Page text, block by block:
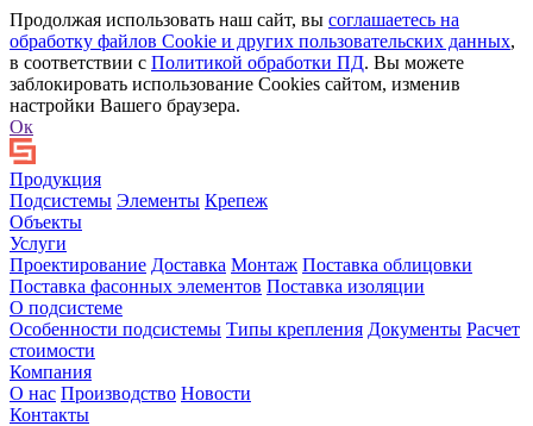
Продолжая использовать наш сайт, вы соглашаетесь на
обработку файлов Сookie и других пользовательских данных,
в соответствии с Политикой обработки ПД. Вы можете
заблокировать использование Cookies сайтом, изменив
настройки Вашего браузера.
Ок
Продукция
Подсистемы Элементы Крепеж
Объекты
Услуги
Проектирование Доставка Монтаж Поставка облицовки
Поставка фасонных элементов Поставка изоляции
О подсистеме
Особенности подсистемы Типы крепления Документы Расчет
стоимости
Компания
О нас Производство Новости
Контакты